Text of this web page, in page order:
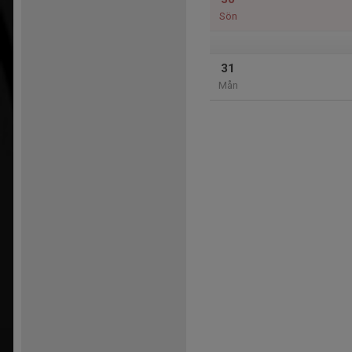
Sön
31
Mån